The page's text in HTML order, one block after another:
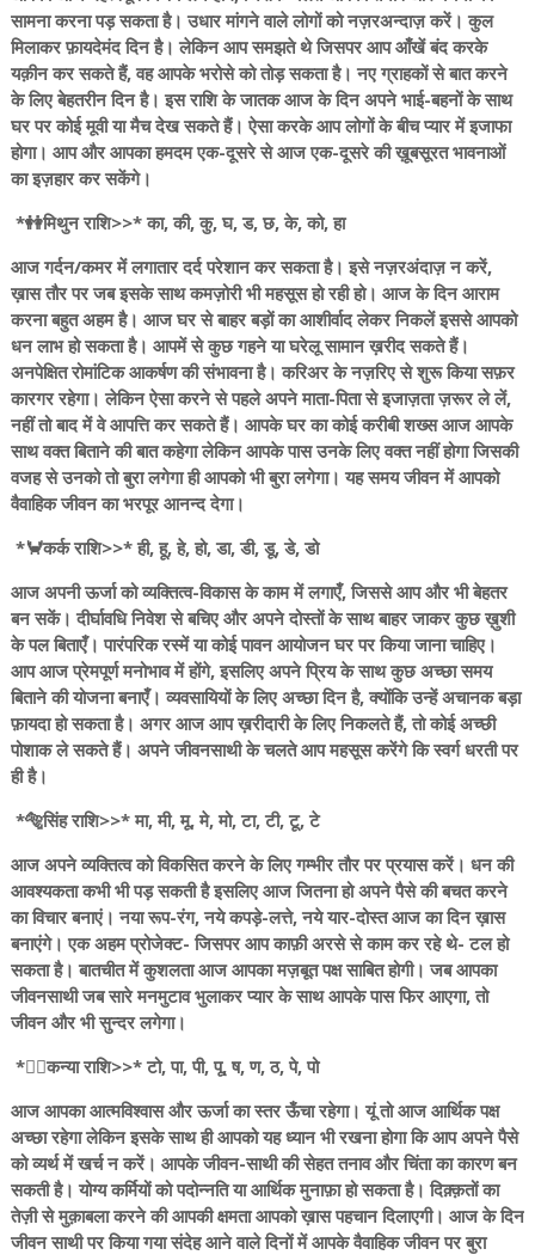
सामना करना पड़ सकता है। उधार मांगने वाले लोगों को नज़रअन्दाज़ करें। कुल
मिलाकर फ़ायदेमंद दिन है। लेकिन आप समझते थे जिसपर आप आँखें बंद करके
यक़ीन कर सकते हैं, वह आपके भरोसे को तोड़ सकता है। नए ग्राहकों से बात करने
के लिए बेहतरीन दिन है। इस राशि के जातक आज के दिन अपने भाई-बहनों के साथ
घर पर कोई मूवी या मैच देख सकते हैं। ऐसा करके आप लोगों के बीच प्यार में इजाफा
होगा। आप और आपका हमदम एक-दूसरे से आज एक-दूसरे की ख़ूबसूरत भावनाओं
का इज़हार कर सकेंगे।
*👭मिथुन राशि>>* का, की, कु, घ, ड, छ, के, को, हा
आज गर्दन/कमर में लगातार दर्द परेशान कर सकता है। इसे नज़रअंदाज़ न करें,
ख़ास तौर पर जब इसके साथ कमज़ोरी भी महसूस हो रही हो। आज के दिन आराम
करना बहुत अहम है। आज घर से बाहर बड़ों का आशीर्वाद लेकर निकलें इससे आपको
धन लाभ हो सकता है। आपमें से कुछ गहने या घरेलू सामान ख़रीद सकते हैं।
अनपेक्षित रोमांटिक आकर्षण की संभावना है। करिअर के नज़रिए से शुरू किया सफ़र
कारगर रहेगा। लेकिन ऐसा करने से पहले अपने माता-पिता से इजाज़ता ज़रूर ले लें,
नहीं तो बाद में वे आपत्ति कर सकते हैं। आपके घर का कोई करीबी शख्स आज आपके
साथ वक्त बिताने की बात कहेगा लेकिन आपके पास उनके लिए वक्त नहीं होगा जिसकी
वजह से उनको तो बुरा लगेगा ही आपको भी बुरा लगेगा। यह समय जीवन में आपको
वैवाहिक जीवन का भरपूर आनन्द देगा।
*🦀कर्क राशि>>* ही, हू, हे, हो, डा, डी, डू, डे, डो
आज अपनी ऊर्जा को व्यक्तित्व-विकास के काम में लगाएँ, जिससे आप और भी बेहतर
बन सकें। दीर्घावधि निवेश से बचिए और अपने दोस्तों के साथ बाहर जाकर कुछ ख़ुशी
के पल बिताएँ। पारंपरिक रस्में या कोई पावन आयोजन घर पर किया जाना चाहिए।
आप आज प्रेमपूर्ण मनोभाव में होंगे, इसलिए अपने प्रिय के साथ कुछ अच्छा समय
बिताने की योजना बनाएँ। व्यवसायियों के लिए अच्छा दिन है, क्योंकि उन्हें अचानक बड़ा
फ़ायदा हो सकता है। अगर आज आप ख़रीदारी के लिए निकलते हैं, तो कोई अच्छी
पोशाक ले सकते हैं। अपने जीवनसाथी के चलते आप महसूस करेंगे कि स्वर्ग धरती पर
ही है।
*🐅सिंह राशि>>* मा, मी, मू, मे, मो, टा, टी, टू, टे
आज अपने व्यक्तित्व को विकसित करने के लिए गम्भीर तौर पर प्रयास करें। धन की
आवश्यकता कभी भी पड़ सकती है इसलिए आज जितना हो अपने पैसे की बचत करने
का विचार बनाएं। नया रूप-रंग, नये कपड़े-लत्ते, नये यार-दोस्त आज का दिन ख़ास
बनाएंगे। एक अहम प्रोजेक्ट- जिसपर आप काफ़ी अरसे से काम कर रहे थे- टल हो
सकता है। बातचीत में कुशलता आज आपका मज़बूत पक्ष साबित होगी। जब आपका
जीवनसाथी जब सारे मनमुटाव भुलाकर प्यार के साथ आपके पास फिर आएगा, तो
जीवन और भी सुन्दर लगेगा।
*🙎‍♀️कन्या राशि>>* टो, पा, पी, पू, ष, ण, ठ, पे, पो
आज आपका आत्मविश्वास और ऊर्जा का स्तर ऊँचा रहेगा। यूं तो आज आर्थिक पक्ष
अच्छा रहेगा लेकिन इसके साथ ही आपको यह ध्यान भी रखना होगा कि आप अपने पैसे
को व्यर्थ में खर्च न करें। आपके जीवन-साथी की सेहत तनाव और चिंता का कारण बन
सकती है। योग्य कर्मियों को पदोन्नति या आर्थिक मुनाफ़ा हो सकता है। दिक़्क़तों का
तेज़ी से मुक़ाबला करने की आपकी क्षमता आपको ख़ास पहचान दिलाएगी। आज के दिन
जीवन साथी पर किया गया संदेह आने वाले दिनों में आपके वैवाहिक जीवन पर बुरा